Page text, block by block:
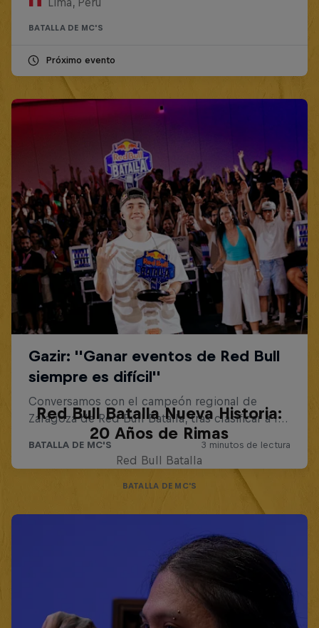
BATALLA DE MC'S
Próximo evento
Red Bull Batalla Nueva Historia:
20 Años de Rimas
Red Bull Batalla
BATALLA DE MC'S